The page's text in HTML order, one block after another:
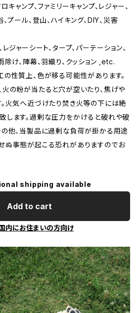
キャンプ、ファミリーキャンプ、レジャー、
プール、登山、ハイキング、DIY、災害
ジャーシート、タープ、パーテーション、
除け、陣幕、羽織り、クッション ,etc.
性質上、色が移る可能性があります。
火の粉が当たると穴が空いたり、焦げや
。火気へ近づけたり焚き火等の下には絶
します。過剰な圧力をかけると破れや破
の他、当製品に過剰な負荷が掛かる用途
ぬ事態が起こる恐れがありますのでお
shipping available
Add to cart
内にお住まいの方向け